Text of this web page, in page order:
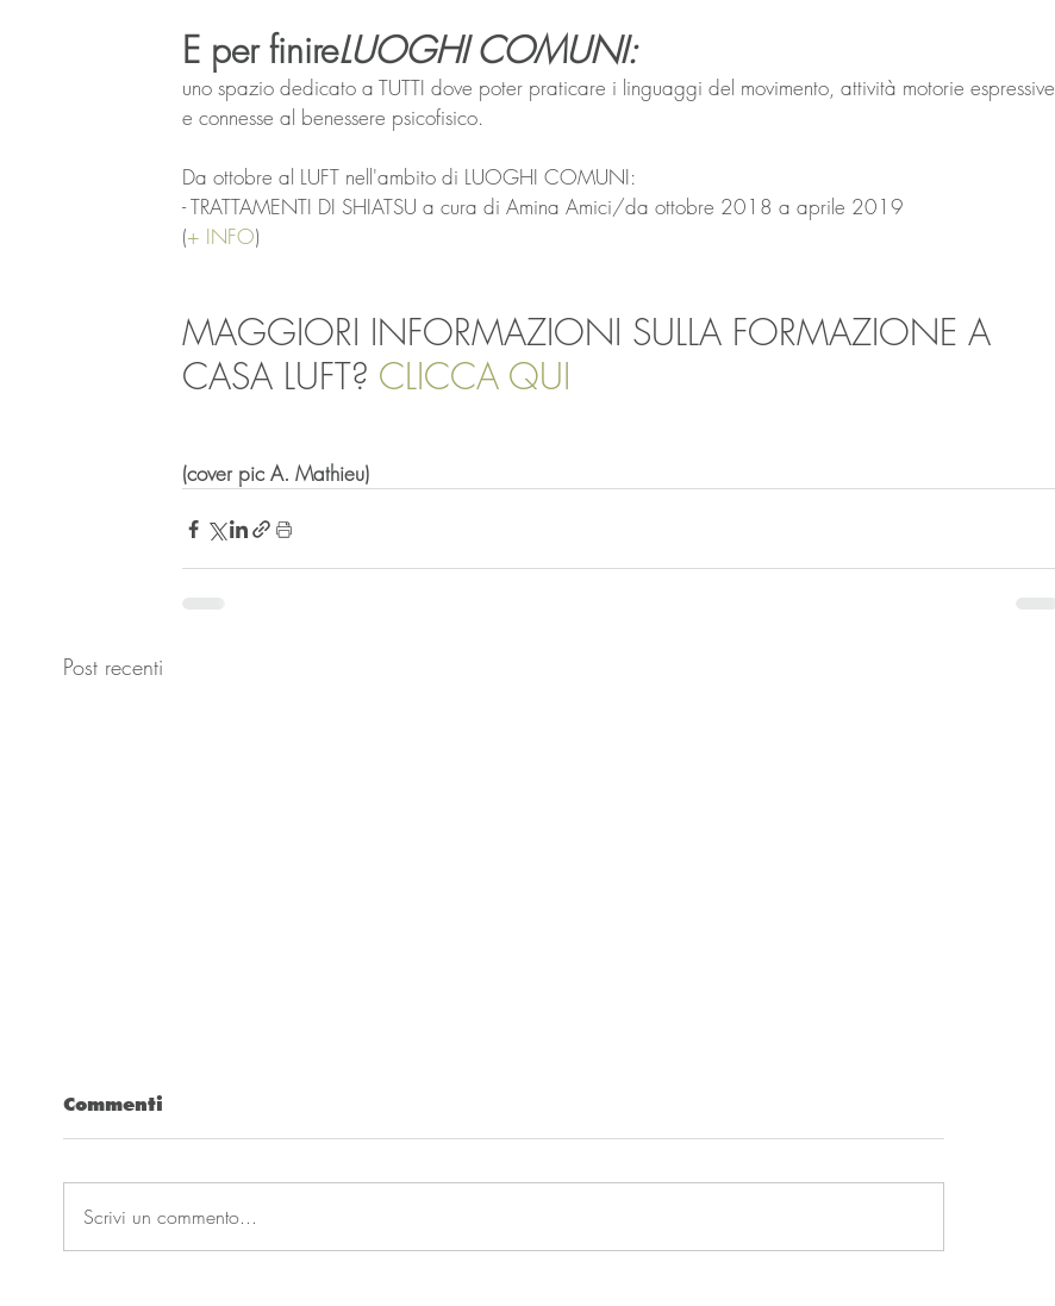
E per finireLUOGHI COMUNI:
uno spazio dedicato a TUTTI dove poter praticare i linguaggi del movimento, attività motorie espressive
e connesse al benessere psicofisico.
Da ottobre al LUFT nell'ambito di LUOGHI COMUNI:
- TRATTAMENTI DI SHIATSU a cura di Amina Amici/da ottobre 2018 a aprile 2019
(+ INFO)
MAGGIORI INFORMAZIONI SULLA FORMAZIONE A
CASA LUFT? CLICCA QUI
(cover pic A. Mathieu)
Post recenti
Commenti
Scrivi un commento...